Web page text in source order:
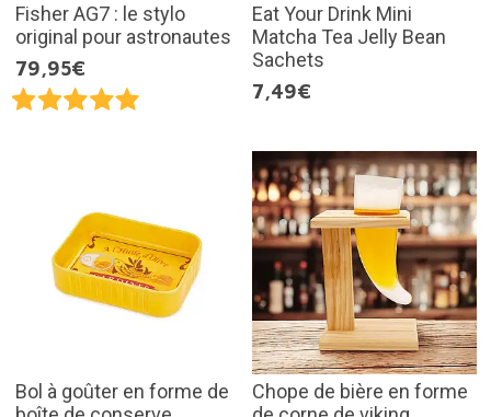
Fisher AG7 : le stylo
original pour astronautes
79,95€
Eat Your Drink Mini
Matcha Tea Jelly Bean
Sachets
7,49€
Bol à goûter en forme de
Chope de bière en forme